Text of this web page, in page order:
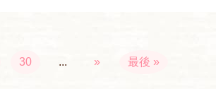
30 ... » 最後 »